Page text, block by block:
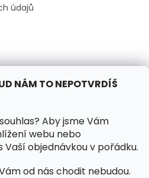
NÁM TO NEPOTVRDÍŠ
Aby jsme Vám
webu nebo
Vaší objednávkou v pořádku.
od nás chodit nebudou.
údajů
pít protein?